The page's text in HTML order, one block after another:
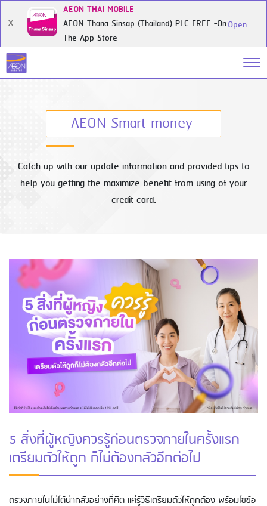
X
AEON THAI MOBILE
AEON Thana Sinsap (Thailand) PLC FREE -On
The App Store
Open
AEON Smart money
Catch up with our update information and provided tips to
help you getting the maximize benefit from using of your
credit card.
5 สิ่งที่ผู้หญิงควรรู้ก่อนตรวจภายในครั้งแรก
เตรียมตัวให้ถูก ก็ไม่ต้องกลัวอีกต่อไป
ตรวจภายในไม่ได้น่ากลัวอย่างที่คิด แค่รู้วิธีเตรียมตัวให้ถูกต้อง พร้อมไขข้อ